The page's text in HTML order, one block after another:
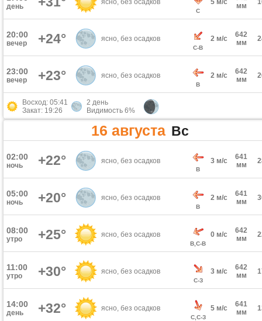
день
ясно, без осадков
С
5 м/с
мм
20:00
вечер +24° ясно, без осадков
С-В
2 м/с
642
мм
23:00
вечер +23° ясно, без осадков
В
2 м/с
642
мм
Восход: 05:41
Закат: 19:26
2 день
Видимость 6%
16 августа Вс
02:00
ночь +22° ясно, без осадков
В
3 м/с
641
мм
05:00
ночь +20° ясно, без осадков
В
2 м/с
641
мм
08:00
утро +25° ясно, без осадков
В,С-В
0 м/с
642
мм
11:00
утро +30° ясно, без осадков
С-З
3 м/с
642
мм
14:00
день +32° ясно, без осадков
С,С-З
5 м/с
641
мм